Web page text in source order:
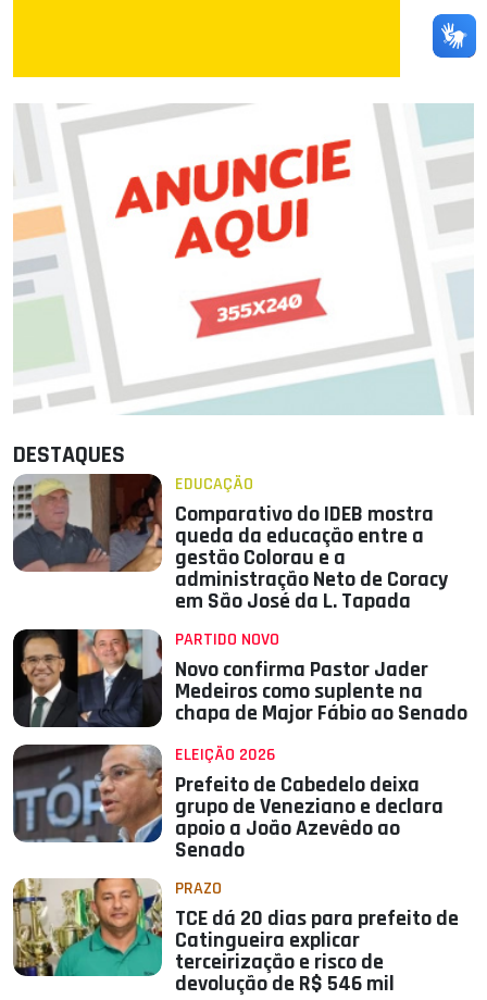
DESTAQUES
EDUCAÇÃO
Comparativo do IDEB mostra
queda da educação entre a
gestão Colorau e a
administração Neto de Coracy
em São José da L. Tapada
PARTIDO NOVO
Novo confirma Pastor Jader
Medeiros como suplente na
chapa de Major Fábio ao Senado
ELEIÇÃO 2026
Prefeito de Cabedelo deixa
grupo de Veneziano e declara
apoio a João Azevêdo ao
Senado
PRAZO
TCE dá 20 dias para prefeito de
Catingueira explicar
terceirização e risco de
devolução de R$ 546 mil